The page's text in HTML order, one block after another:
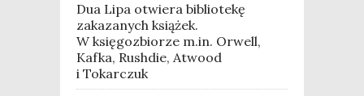
Dua Lipa otwiera bibliotekę
zakazanych książek.
W księgozbiorze m.in. Orwell,
Kafka, Rushdie, Atwood
i Tokarczuk